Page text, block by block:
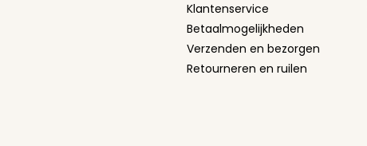
Klantenservice
Betaalmogelijkheden
Verzenden en bezorgen
Retourneren en ruilen